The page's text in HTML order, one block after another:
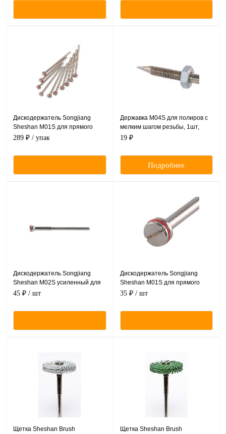
Дискодержатель Songjiang
Sheshan M01S для прямого
наконечника, 10 шт.
289 ₽ / упак
Державка M04S для полиров с
мелким шагом резьбы, 1шт,
Songjiang Sheshan (Китай)
19 ₽
Подробнее
Дискодержатель Songjiang
Sheshan M02S усиленный для
прямого наконечника, 1шт.
45 ₽ / шт
Дискодержатель Songjiang
Sheshan M01S для прямого
наконечника, 1 шт.
35 ₽ / шт
Щетка Sheshan Brush
Щетка Sheshan Brush